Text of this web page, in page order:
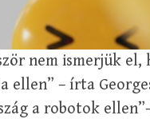
nem ismerjük el,
ellen” – írta
a robotok